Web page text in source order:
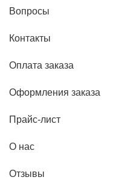
Вопросы
Контакты
Оплата заказа
Оформления заказа
Прайс-лист
О нас
Отзывы